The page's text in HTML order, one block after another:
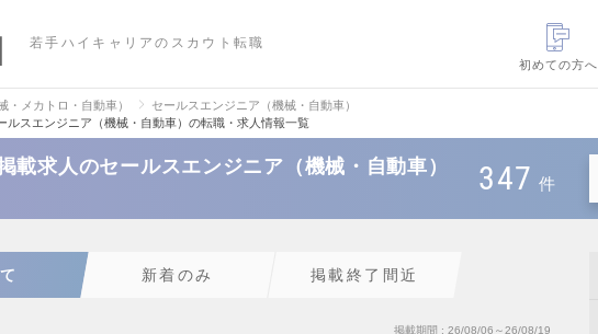
若手ハイキャリアのスカウト転職
初めての方へ
・メカトロ・自動車）
セールスエンジニア（機械・自動車）
ルスエンジニア（機械・自動車）の転職・求人情報一覧
載求人のセールスエンジニア（機械・自動車）
347 件
新着のみ 掲載終了間近
掲載期間 26/08/06～26/08/19